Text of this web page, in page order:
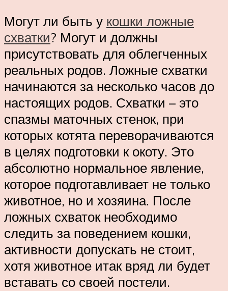
Могут ли быть у кошки ложные
схватки? Могут и должны
присутствовать для облегченных
реальных родов. Ложные схватки
начинаются за несколько часов до
настоящих родов. Схватки – это
спазмы маточных стенок, при
которых котята переворачиваются
в целях подготовки к окоту. Это
абсолютно нормальное явление,
которое подготавливает не только
животное, но и хозяина. После
ложных схваток необходимо
следить за поведением кошки,
активности допускать не стоит,
хотя животное итак вряд ли будет
вставать со своей постели.